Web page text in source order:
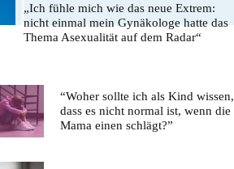
„Ich fühle mich wie das neue Extrem:
nicht einmal mein Gynäkologe hatte das
Thema Asexualität auf dem Radar“
“Woher sollte ich als Kind wissen,
dass es nicht normal ist, wenn die
Mama einen schlägt?”